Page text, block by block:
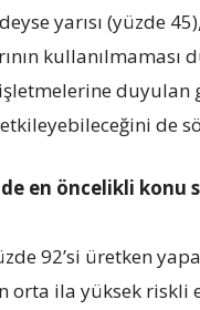
yarısı (yüzde
kullanılmaması
duyulan
de
en öncelikli konu
92’si üretken
orta ila yüksek riskli